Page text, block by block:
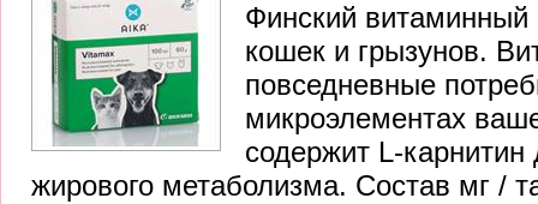
Финский витаминный
кошек и грызунов.
повседневные
микроэлементах
содержит L-
жирового метаболизма. Состав мг /